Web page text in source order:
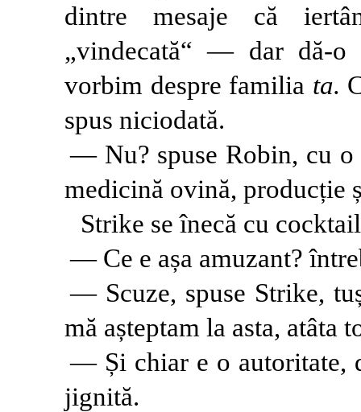
dintre mesaje că
„vindecată“ — dar dă-
vorbim despre familia ta.
spus niciodată.
— Nu? spuse Robin, cu o
medicină ovină, producție
Strike se înecă cu
— Ce e așa amuzant?
— Scuze, spuse Strike,
mă așteptam la asta, atâta
— Și chiar e o autoritate,
jignită.